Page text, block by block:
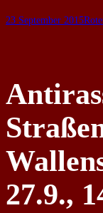
23 September 2015
27.9.,